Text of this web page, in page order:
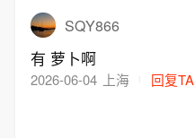
SQY866
有 萝卜啊
2026-06-04 上海 回复TA